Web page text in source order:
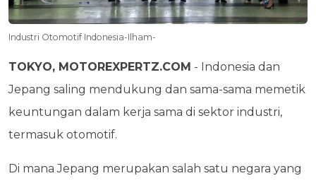
Industri Otomotif Indonesia-Ilham-
TOKYO, MOTOREXPERTZ.COM - Indonesia dan
Jepang saling mendukung dan sama-sama memetik
keuntungan dalam kerja sama di sektor industri,
termasuk otomotif.
Di mana Jepang merupakan salah satu negara yang